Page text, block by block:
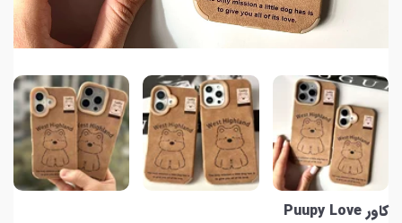
کاور Puupy Love